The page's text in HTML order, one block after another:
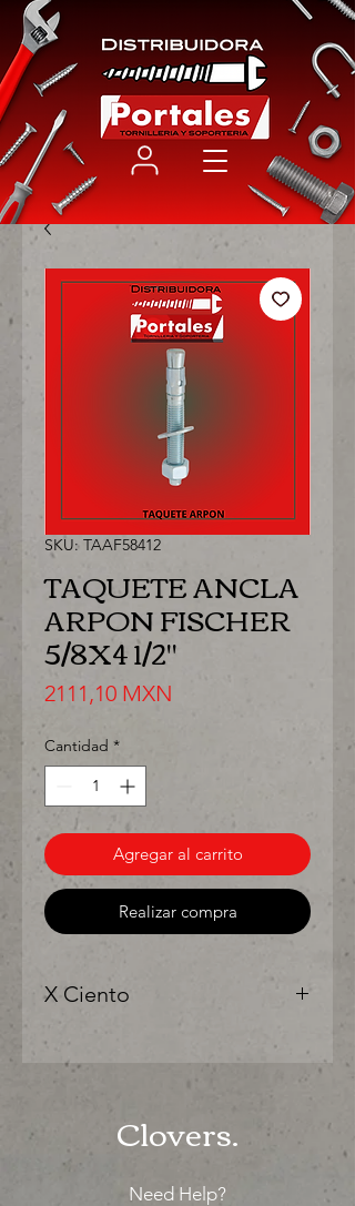
SKU: TAAF58412
TAQUETE ANCLA
ARPON FISCHER
5/8X4 1/2"
2111,10 MXN
Cantidad *
Agregar al carrito
Realizar compra
X Ciento
"Ya sea para comprar o para surtir,
solo los mejores precios para tu
tienda o proyecto" venta por ciento
Clovers.
Need Help?